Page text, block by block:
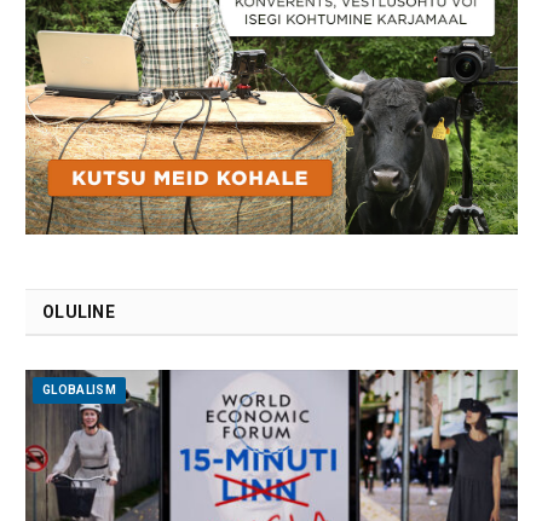
OLULINE
GLOBALISM